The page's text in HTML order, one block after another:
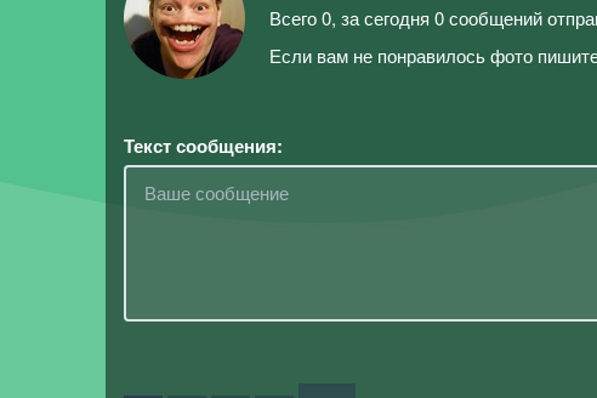
Всего 0, за сегодня 0 сообщений
Если вам не понравилось фото
Текст сообщения: